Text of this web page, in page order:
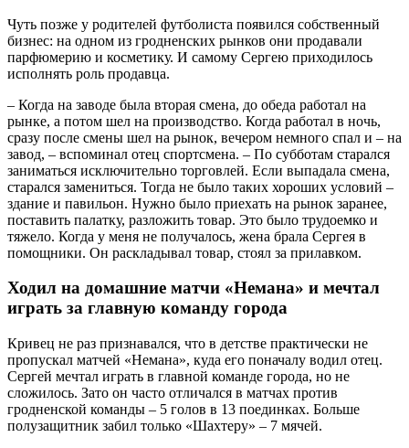
Чуть позже у родителей футболиста появился собственный
бизнес: на одном из гродненских рынков они продавали
парфюмерию и косметику. И самому Сергею приходилось
исполнять роль продавца.
– Когда на заводе была вторая смена, до обеда работал на
рынке, а потом шел на производство. Когда работал в ночь,
сразу после смены шел на рынок, вечером немного спал и – на
завод, – вспоминал отец спортсмена. – По субботам старался
заниматься исключительно торговлей. Если выпадала смена,
старался замениться. Тогда не было таких хороших условий –
здание и павильон. Нужно было приехать на рынок заранее,
поставить палатку, разложить товар. Это было трудоемко и
тяжело. Когда у меня не получалось, жена брала Сергея в
помощники. Он раскладывал товар, стоял за прилавком.
Ходил на домашние матчи «Немана» и мечтал
играть за главную команду города
Кривец не раз признавался, что в детстве практически не
пропускал матчей «Немана», куда его поначалу водил отец.
Сергей мечтал играть в главной команде города, но не
сложилось. Зато он часто отличался в матчах против
гродненской команды – 5 голов в 13 поединках. Больше
полузащитник забил только «Шахтеру» – 7 мячей.